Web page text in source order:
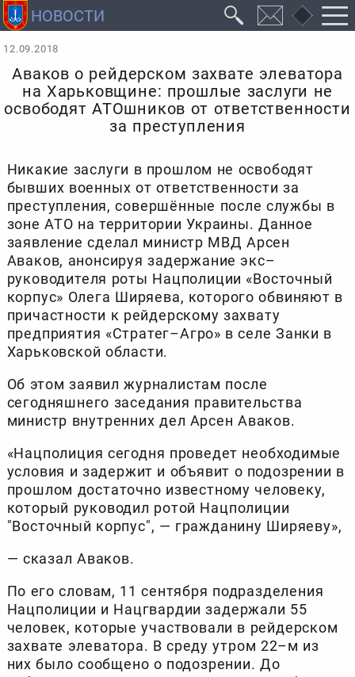
12.09.2018
Аваков о рейдерском захвате элеватора
на Харьковщине: прошлые заслуги не
освободят АТОшников от ответственности
за преступления
Никакие заслуги в прошлом не освободят
бывших военных от ответственности за
преступления, совершённые после службы в
зоне АТО на территории Украины. Данное
заявление сделал министр МВД Арсен
Аваков, анонсируя задержание экс–
руководителя роты Нацполиции «Восточный
корпус» Олега Ширяева, которого обвиняют в
причастности к рейдерскому захвату
предприятия «Стратег–Агро» в селе Занки в
Харьковской области.
Об этом заявил журналистам после
сегодняшнего заседания правительства
министр внутренних дел Арсен Аваков.
«Нацполиция сегодня проведет необходимые
условия и задержит и объявит о подозрении в
прошлом достаточно известному человеку,
который руководил ротой Нацполиции
"Восточный корпус", — гражданину Ширяеву»,
— сказал Аваков.
По его словам, 11 сентября подразделения
Нацполиции и Нацгвардии задержали 55
человек, которые участвовали в рейдерском
захвате элеватора. В среду утром 22–м из
них было сообщено о подозрении. До